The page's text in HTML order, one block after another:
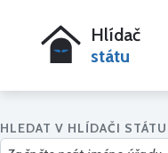
Hlídač
státu
HLEDAT V HLÍDAČI STÁTU